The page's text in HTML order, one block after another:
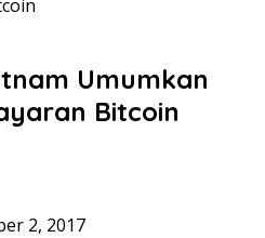
Umumkan
Bitcoin
2, 2017